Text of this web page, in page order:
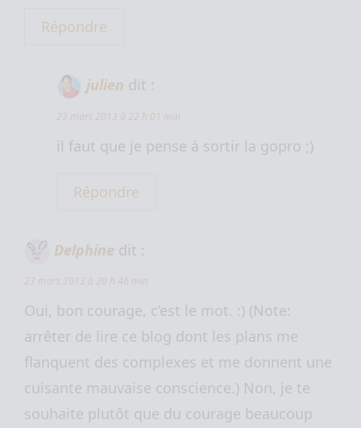
Répondre
julien dit :
23 mars 2013 à 22 h 01 min
il faut que je pense à sortir la gopro ;)
Répondre
Delphine dit :
23 mars 2013 à 20 h 46 min
Oui, bon courage, c’est le mot. :) (Note:
arrêter de lire ce blog dont les plans me
flanquent des complexes et me donnent une
cuisante mauvaise conscience.) Non, je te
souhaite plutôt que du courage beaucoup